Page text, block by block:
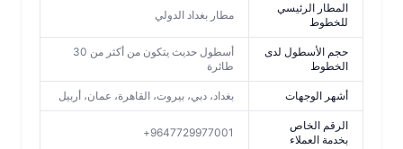
المطار الرئيسي
للخطوط
مطار بغداد الدولي
حجم الأسطول لدى
الخطوط
أسطول حديث يتكون من أكثر من 30
أشهر الوجهات بغداد، دبي، بيروت، القاهرة، عمان، أربيل
الرقم الخاص
بخدمة العملاء
9647729977001+